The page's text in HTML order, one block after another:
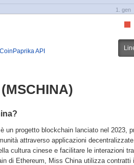
1. gen
CoinPaprika API
un progetto blockchain lanciato nel 2023,
attraverso applicazioni
cultura cinese e facilitare le interazioni
di Ethereum, Miss China utilizza